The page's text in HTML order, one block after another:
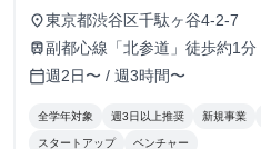
place東京都渋谷区千駄ヶ谷4-2-7
train副都心線「北参道」徒歩約1分
calendar_today週2日〜 / 週3時間〜
全学年対象 週3日以上推奨 新規事業
スタートアップ ベンチャー